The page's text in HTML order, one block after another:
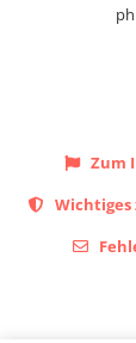
Zum
Wichtiges